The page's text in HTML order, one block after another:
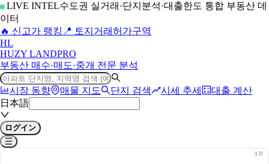
LIVE INTEL수도권 실거래·단지분석·대출한도 통합 부동산 데
이터
🔥 신고가 랭킹 📍 토지거래허가구역
HL
HUZY LANDPRO
부동산 매수·매도·중개 전문 분석
시장 동향 매물 지도 단지 검색 시세 추세
대출 계산
日本語
ログイン